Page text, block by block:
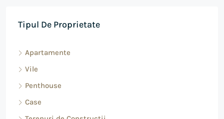
Tipul De Proprietate
Apartamente
Vile
Penthouse
Case